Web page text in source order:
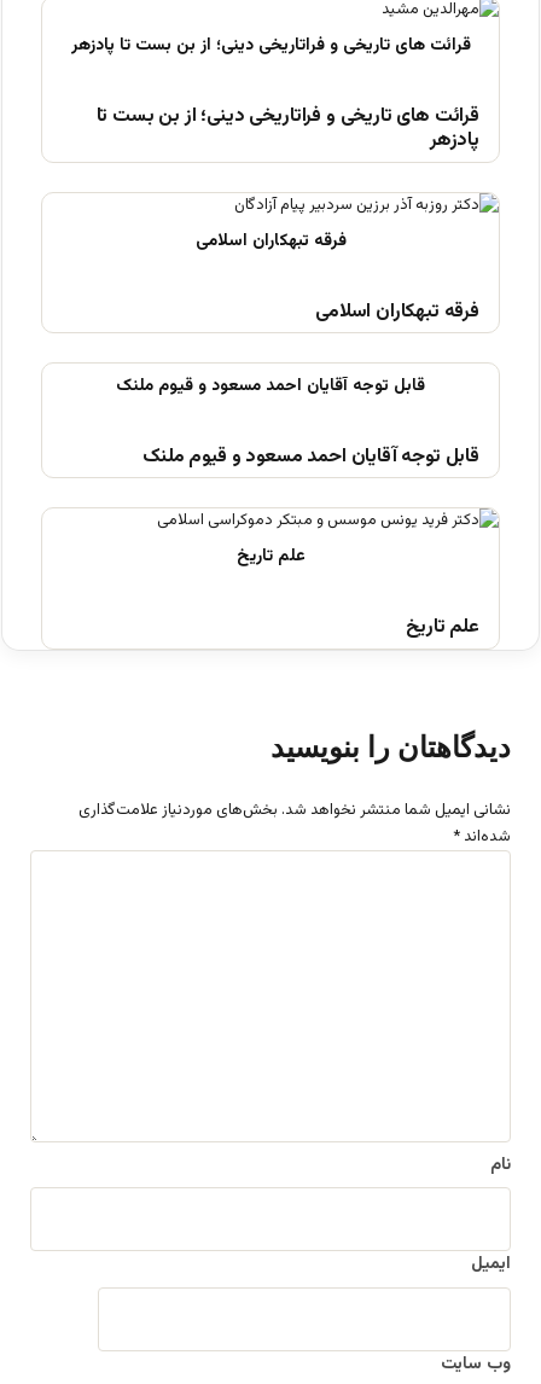
قرائت های تاریخی و فراتاریخی دینی؛ از بن بست تا
پادزهر
فرقه تبهکاران اسلامی
قابل توجه آقایان احمد مسعود و قیوم ملنک
علم تاریخ
دیدگاهتان را بنویسید
نشانی ایمیل شما منتشر نخواهد شد. بخش‌های موردنیاز علامت‌گذاری
شده‌اند *
نام
ایمیل
وب‌ سایت